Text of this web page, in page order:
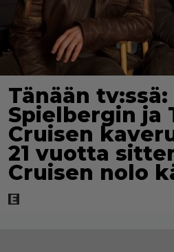
Tänään
Spielbergin ja
Cruisen
21 vuotta
Cruisen nolo